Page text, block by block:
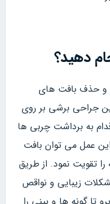
دهید؟
و حذف بافت های
جراحی برشی بر روی
به برداشت چربی ها
عمل می توان بافت
تقویت نمود. از طریق
زیبایی و نواقص